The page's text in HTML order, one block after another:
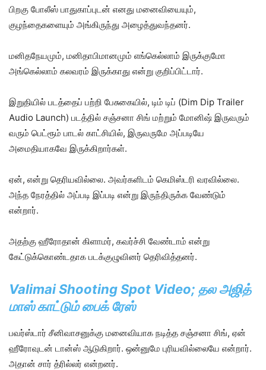
பிறகு போலீஸ் பாதுகாப்புடன் எனது மனைவியையும்,
குழந்தைகளையும் அங்கிருந்து அழைத்துவந்தனர்.
மனிதநேயமும், மனிதாபிமானமும் எங்கெல்லாம் இருக்குமோ
அங்கெல்லாம் கலவரம் இருக்காது என்று குறிப்பிட்டார்.
இறுதியில் படத்தைப் பற்றி பேசுகையில், டிம் டிப் (Dim Dip Trailer
Audio Launch) படத்தில் சஞ்சனா சிங் மற்றும் மோனிஷ் இருவரும்
வரும் பெட்ரூம் பாடல் காட்சியில், இருவருமே அப்படியே
அமைதியாகவே இருக்கிறார்கள்.
ஏன், என்று தெரியவில்லை. அவர்களிடம் கெமிஸ்டரி வரவில்லை.
அந்த நேரத்தில் அப்படி இப்படி என்று இருந்திருக்க வேண்டும்
என்றார்.
அதற்கு ஹீரோதான் கிளாமர், கவர்ச்சி வேண்டாம் என்று
கேட்டுக்கொண்டதாக படக்குழுவினர் தெரிவித்தனர்.
Valimai Shooting Spot Video; தல அஜித்
மாஸ் காட்டும் பைக் ரேஸ்
பவர்ஸ்டார் சீனிவாசனுக்கு மனைவியாக நடித்த சஞ்சனா சிங், ஏன்
ஹீரோவுடன் டான்ஸ் ஆடுகிறார். ஒன்னுமே புரியவில்லையே என்றார்.
அதான் சார் த்ரில்லர் என்றனர்.